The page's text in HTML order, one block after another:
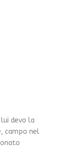
lui devo la
campo nel